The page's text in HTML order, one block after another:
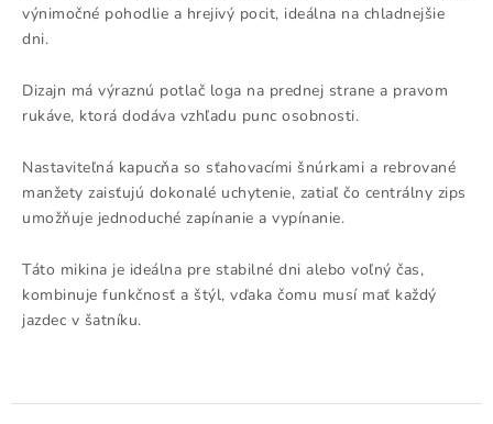
výnimočné pohodlie a hrejivý pocit, ideálna na chladnejšie
dni.
Dizajn má výraznú potlač loga na prednej strane a pravom
rukáve, ktorá dodáva vzhľadu punc osobnosti.
Nastaviteľná kapucňa so sťahovacími šnúrkami a rebrované
manžety zaisťujú dokonalé uchytenie, zatiaľ čo centrálny zips
umožňuje jednoduché zapínanie a vypínanie.
Táto mikina je ideálna pre stabilné dni alebo voľný čas,
kombinuje funkčnosť a štýl, vďaka čomu musí mať každý
jazdec v šatníku.